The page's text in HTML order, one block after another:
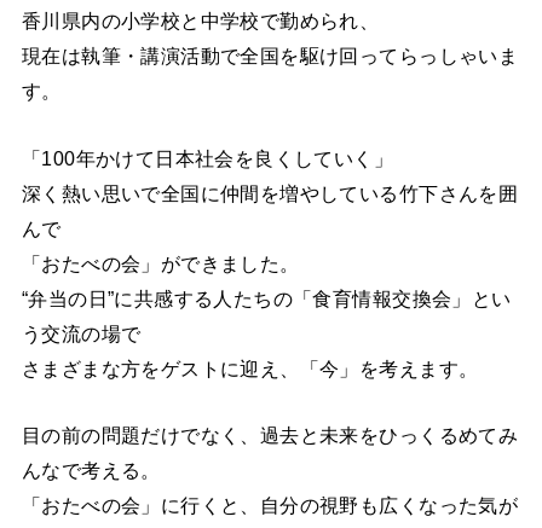
香川県内の小学校と中学校で勤められ、
現在は執筆・講演活動で全国を駆け回ってらっしゃいま
す。
「100年かけて日本社会を良くしていく」
深く熱い思いで全国に仲間を増やしている竹下さんを囲
んで
「おたべの会」ができました。
“弁当の日”に共感する人たちの「食育情報交換会」とい
う交流の場で
さまざまな方をゲストに迎え、「今」を考えます。
目の前の問題だけでなく、過去と未来をひっくるめてみ
んなで考える。
「おたべの会」に行くと、自分の視野も広くなった気が